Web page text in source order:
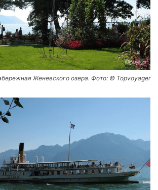
Женевского озера. Фото: © Topvoyager